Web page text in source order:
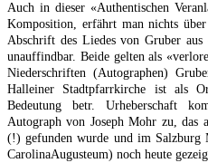
Auch in dieser «Authentischen
Komposition, erfährt man nichts
Abschrift des Liedes von Gruber
unauffindbar. Beide gelten als
Niederschriften (Autographen)
Halleiner Stadtpfarrkirche ist als
Bedeutung betr. Urheberschaft
Autograph von Joseph Mohr zu, das
(!) gefunden wurde und im Salzburg
CarolinaAugusteum) noch heute